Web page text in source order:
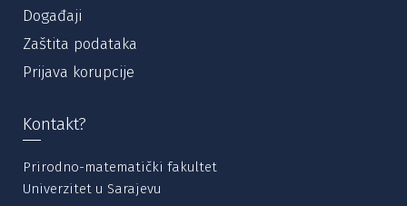
Događaji
Zaštita podataka
Prijava korupcije
Kontakt?
Prirodno-matematički fakultet
Univerzitet u Sarajevu